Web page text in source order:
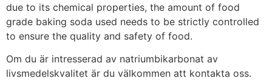
due to its chemical properties, the amount of food
grade baking soda used needs to be strictly controlled
to ensure the quality and safety of food.
Om du är intresserad av natriumbikarbonat av
livsmedelskvalitet är du välkommen att kontakta oss.